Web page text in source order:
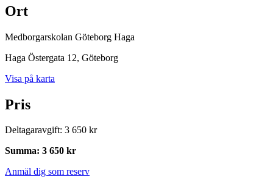
Ort
Medborgarskolan Göteborg Haga
Haga Östergata 12, Göteborg
Visa på karta
Pris
Deltagaravgift: 3 650 kr
Summa: 3 650 kr
Anmäl dig som reserv